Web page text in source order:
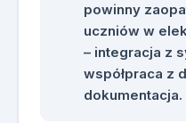
powinny
uczniów w
– integracja z
współpraca z
dokumentacja.